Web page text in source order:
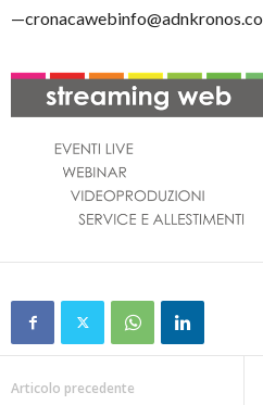
Articolo precedente